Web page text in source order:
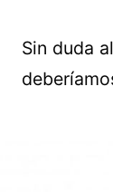
Sin duda